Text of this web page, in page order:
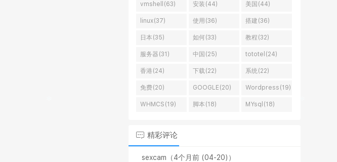
vmshell(63) 安装(44) 美国(44)
linux(37) 使用(36) 搭建(36)
日本(35) 如何(33) 教程(32)
服务器(31) 中国(25) tototel(24)
香港(24) 下载(22) 系统(22)
免费(20) GOOGLE(20) Wordpress(19)
WHMCS(19) 脚本(18) MYsql(18)
精彩评论
sexcam （4个月前 (04-20)）